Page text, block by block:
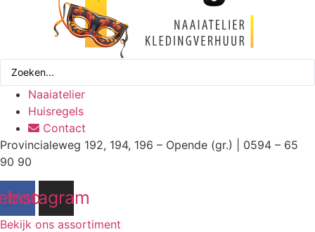
Search
Naaiatelier
Huisregels
Contact
Provincialeweg 192, 194, 196 – Opende (gr.) | 0594 – 65
90 90
Instagram
Bekijk ons assortiment